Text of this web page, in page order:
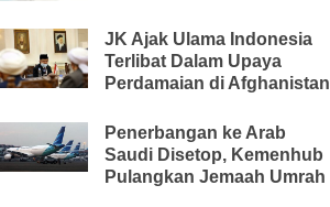
JK Ajak Ulama Indonesia
Terlibat Dalam Upaya
Perdamaian di Afghanistan
Penerbangan ke Arab
Saudi Disetop, Kemenhub
Pulangkan Jemaah Umrah